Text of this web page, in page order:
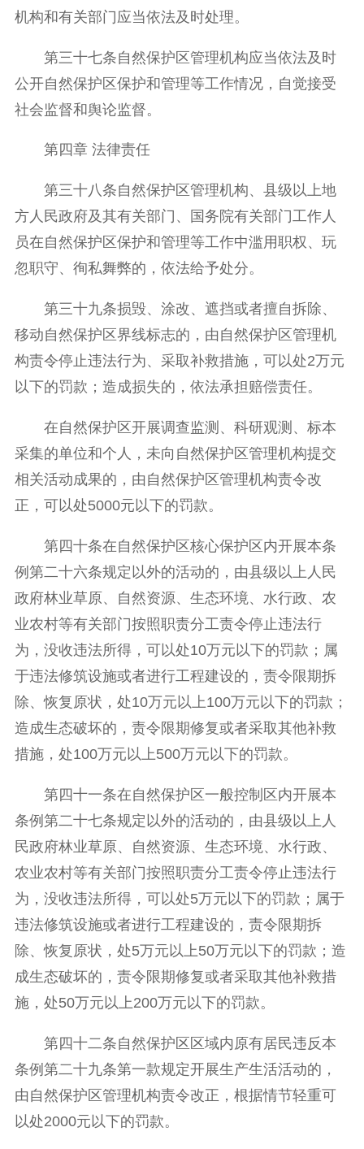
机构和有关部门应当依法及时处理。
第三十七条自然保护区管理机构应当依法及时
公开自然保护区保护和管理等工作情况，自觉接受
社会监督和舆论监督。
第四章 法律责任
第三十八条自然保护区管理机构、县级以上地
方人民政府及其有关部门、国务院有关部门工作人
员在自然保护区保护和管理等工作中滥用职权、玩
忽职守、徇私舞弊的，依法给予处分。
第三十九条损毁、涂改、遮挡或者擅自拆除、
移动自然保护区界线标志的，由自然保护区管理机
构责令停止违法行为、采取补救措施，可以处2万元
以下的罚款；造成损失的，依法承担赔偿责任。
在自然保护区开展调查监测、科研观测、标本
采集的单位和个人，未向自然保护区管理机构提交
相关活动成果的，由自然保护区管理机构责令改
正，可以处5000元以下的罚款。
第四十条在自然保护区核心保护区内开展本条
例第二十六条规定以外的活动的，由县级以上人民
政府林业草原、自然资源、生态环境、水行政、农
业农村等有关部门按照职责分工责令停止违法行
为，没收违法所得，可以处10万元以下的罚款；属
于违法修筑设施或者进行工程建设的，责令限期拆
除、恢复原状，处10万元以上100万元以下的罚款；
造成生态破坏的，责令限期修复或者采取其他补救
措施，处100万元以上500万元以下的罚款。
第四十一条在自然保护区一般控制区内开展本
条例第二十七条规定以外的活动的，由县级以上人
民政府林业草原、自然资源、生态环境、水行政、
农业农村等有关部门按照职责分工责令停止违法行
为，没收违法所得，可以处5万元以下的罚款；属于
违法修筑设施或者进行工程建设的，责令限期拆
除、恢复原状，处5万元以上50万元以下的罚款；造
成生态破坏的，责令限期修复或者采取其他补救措
施，处50万元以上200万元以下的罚款。
第四十二条自然保护区区域内原有居民违反本
条例第二十九条第一款规定开展生产生活活动的，
由自然保护区管理机构责令改正，根据情节轻重可
以处2000元以下的罚款。